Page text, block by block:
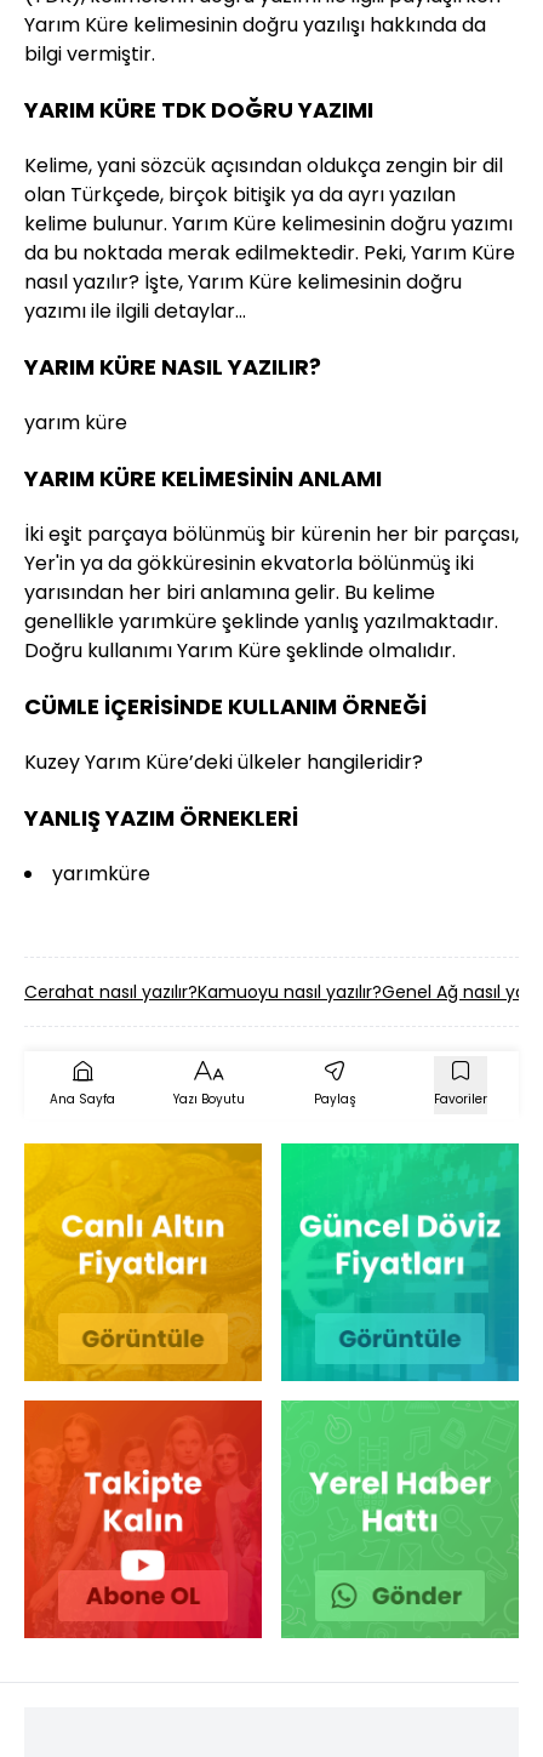
Yarım Küre kelimesinin doğru yazılışı hakkında da
bilgi vermiştir.
YARIM KÜRE TDK DOĞRU YAZIMI
Kelime, yani sözcük açısından oldukça zengin bir dil
olan Türkçede, birçok bitişik ya da ayrı yazılan
kelime bulunur. Yarım Küre kelimesinin doğru yazımı
da bu noktada merak edilmektedir. Peki, Yarım Küre
nasıl yazılır? İşte, Yarım Küre kelimesinin doğru
yazımı ile ilgili detaylar…
YARIM KÜRE NASIL YAZILIR?
yarım küre
YARIM KÜRE KELİMESİNİN ANLAMI
İki eşit parçaya bölünmüş bir kürenin her bir parçası,
Yer'in ya da gökküresinin ekvatorla bölünmüş iki
yarısından her biri anlamına gelir. Bu kelime
genellikle yarımküre şeklinde yanlış yazılmaktadır.
Doğru kullanımı Yarım Küre şeklinde olmalıdır.
CÜMLE İÇERİSİNDE KULLANIM ÖRNEĞİ
Kuzey Yarım Küre’deki ülkeler hangileridir?
YANLIŞ YAZIM ÖRNEKLERİ
yarımküre
Cerahat nasıl yazılır?Kamuoyu nasıl yazılır?Genel Ağ nasıl
Ana Sayfa Yazı Boyutu Paylaş Favoriler